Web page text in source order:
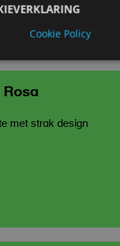
Rosa
met strak design
Cookie Policy